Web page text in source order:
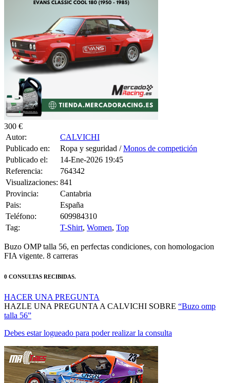
300 €
Autor:
Publicado en:
Ropa y seguridad /
Publicado el:
14-Ene-2026 19:45
Referencia:
764342
Visualizaciones:
841
Provincia:
Cantabria
Pais:
España
Teléfono:
609984310
Tag:
T-Shirt,Women
Buzo OMP talla 56, en perfectas condiciones, con homologacion
FIA vigente. 8 carreras
HAZLE UNA PREGUNTA A CALVICHI SOBRE
talla 56”
Debes estar logueado para poder realizar la consulta